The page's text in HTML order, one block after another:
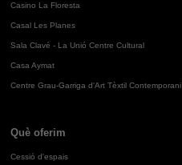
Casino La Floresta
Casal Les Planes
Sala Clavé - La Unió Centre Cultural
Casa Aymat
Centre Grau-Garriga d'Art Tèxtil Contemporani
Què oferim
Cessió d'espais